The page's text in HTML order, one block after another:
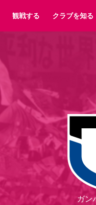
メディア情報 アクセス
観戦する
譲渡サービス
ービス グルメ マッチデープログ
公式アプリ
DAZNで観戦 ア
クラブを知る
大阪VISAカード サポートスタッフ
インパクトレポート
ク セレッソフットサルパーク
セレッソ大阪アカデミー 子供の
ト
ガン